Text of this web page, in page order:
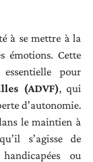
à se mettre à la
émotions. Cette
pour
(ADVF), qui
d’autonomie.
le maintien à
s’agisse de
ou